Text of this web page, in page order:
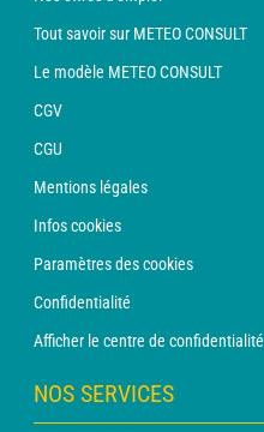
Tout savoir sur METEO CONSULT
Le modèle METEO CONSULT
CGV
CGU
Mentions légales
Infos cookies
Paramètres des cookies
Confidentialité
Afficher le centre de confidentialité
NOS SERVICES